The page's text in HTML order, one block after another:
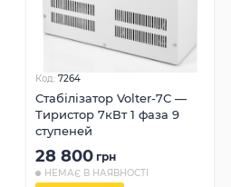
Код: 7264
Стабілізатор Volter-7С —
Тиристор 7кВт 1 фаза 9
ступеней
28 800 грн
НЕМАЄ В НАЯВНОСТІ